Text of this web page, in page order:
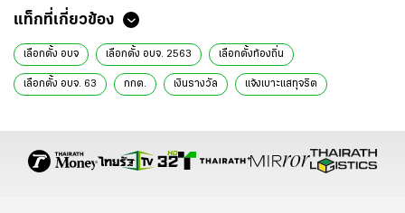
แท็กที่เกี่ยวข้อง
เลือกตั้ง อบจ เลือกตั้ง อบจ. 2563 เลือกตั้งท้องถิ่น
เลือกตั้ง อบจ. 63 กกต. เงินรางวัล แจ้งเบาะแสทุจริต